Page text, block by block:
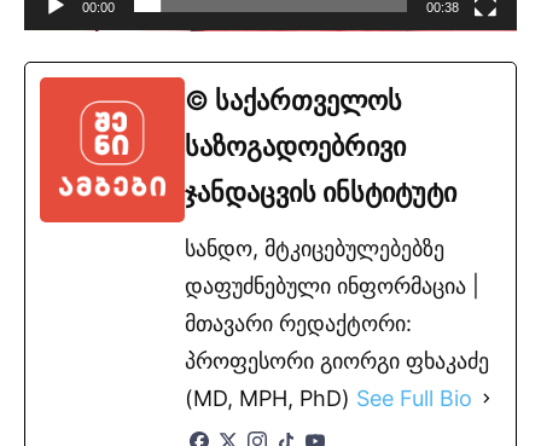
00:00 00:38
© საქართველოს
საზოგადოებრივი
ჯანდაცვის ინსტიტუტი
სანდო, მტკიცებულებებზე
დაფუძნებული ინფორმაცია |
მთავარი რედაქტორი:
პროფესორი გიორგი ფხაკაძე
(MD, MPH, PhD) See Full Bio